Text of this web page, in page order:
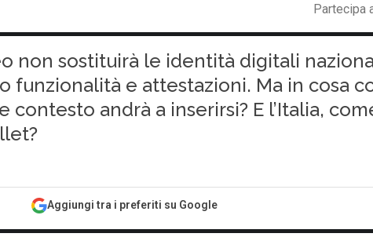
Partecipa
non sostituirà le identità digitali
funzionalità e attestazioni. Ma in cosa
andrà a inserirsi? E l’Italia,
Aggiungi tra i preferiti su Google